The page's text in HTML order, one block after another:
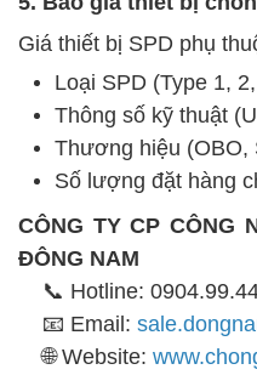
Giá thiết bị SPD phụ
Loại SPD (Type 1,
Thông số kỹ thuật
Thương hiệu (OBO,
Số lượng đặt hàng
CÔNG TY CP CÔNG
ĐÔNG NAM
📞 Hotline:
📧 Email:
🌐 Website: